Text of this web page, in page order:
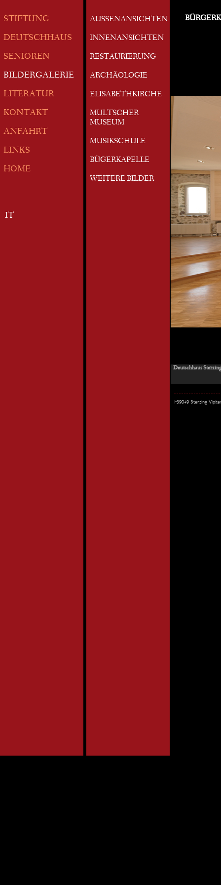
STIFTUNG
DEUTSCHHAUS
SENIOREN
BILDERGALERIE
LITERATUR
KONTAKT
ANFAHRT
LINKS
HOME
IT
AUSSENANSICHTEN
INNENANSICHTEN
RESTAURIERUNG
ARCHÄOLOGIE
ELISABETHKIRCHE
MULTSCHER
MUSEUM
MUSIKSCHULE
BÜGERKAPELLE
WEITERE BILDER
Deutschhaus
I-39049 Sterzing